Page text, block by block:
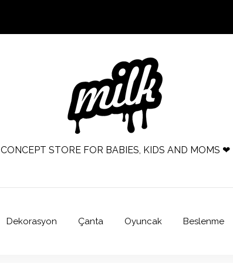
CONCEPT STORE FOR BABIES, KIDS AND MOMS ❤
Dekorasyon Çanta Oyuncak Beslenme